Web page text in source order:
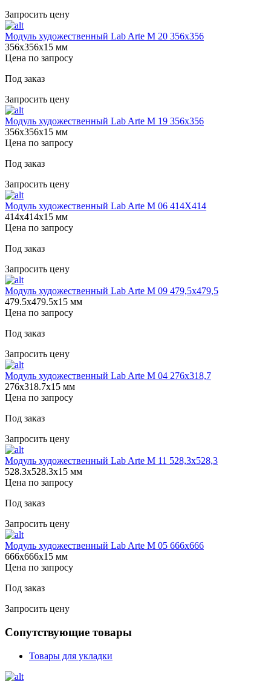
Запросить цену
Модуль художественный Lab Arte М 20 356х356
356х356х15 мм
Цена по запросу
Под заказ
Запросить цену
Модуль художественный Lab Arte М 19 356х356
356х356х15 мм
Цена по запросу
Под заказ
Запросить цену
Модуль художественный Lab Arte М 06 414Х414
414х414х15 мм
Цена по запросу
Под заказ
Запросить цену
Модуль художественный Lab Arte М 09 479,5х479,5
479.5х479.5х15 мм
Цена по запросу
Под заказ
Запросить цену
Модуль художественный Lab Arte М 04 276х318,7
276х318.7х15 мм
Цена по запросу
Под заказ
Запросить цену
Модуль художественный Lab Arte М 11 528,3х528,3
528.3х528.3х15 мм
Цена по запросу
Под заказ
Запросить цену
Модуль художественный Lab Arte М 05 666х666
666х666х15 мм
Цена по запросу
Под заказ
Запросить цену
Сопутствующие товары
Товары для укладки